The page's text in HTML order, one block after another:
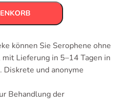
können Sie Serophene ohne
Lieferung in 5–14 Tagen in
Diskrete und anonyme
Behandlung der